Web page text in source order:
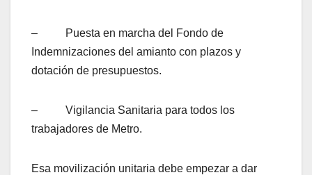
– Puesta en marcha del Fondo de
Indemnizaciones del amianto con plazos y
dotación de presupuestos.
– Vigilancia Sanitaria para todos los
trabajadores de Metro.
Esa movilización unitaria debe empezar a dar